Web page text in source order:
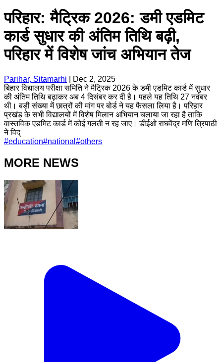
परिहार: मैट्रिक 2026: डमी एडमिट
कार्ड सुधार की अंतिम तिथि बढ़ी,
परिहार में विशेष जांच अभियान तेज
Parihar, Sitamarhi
Dec 2, 2025
बिहार विद्यालय परीक्षा समिति ने मैट्रिक 2026 के डमी एडमिट कार्ड में सुधार
की अंतिम तिथि बढ़ाकर अब 4 दिसंबर कर दी है। पहले यह तिथि 27 नवंबर
थी। बड़ी संख्या में छात्रों की मांग पर बोर्ड ने यह फैसला लिया है। परिहार
प्रखंड के सभी विद्यालयों में विशेष मिलान अभियान चलाया जा रहा है ताकि
वास्तविक एडमिट कार्ड में कोई गलती न रह जाए। डीईओ राघवेंद्र मणि त्रिपाठी
ने विद्
#education#national #others
MORE NEWS